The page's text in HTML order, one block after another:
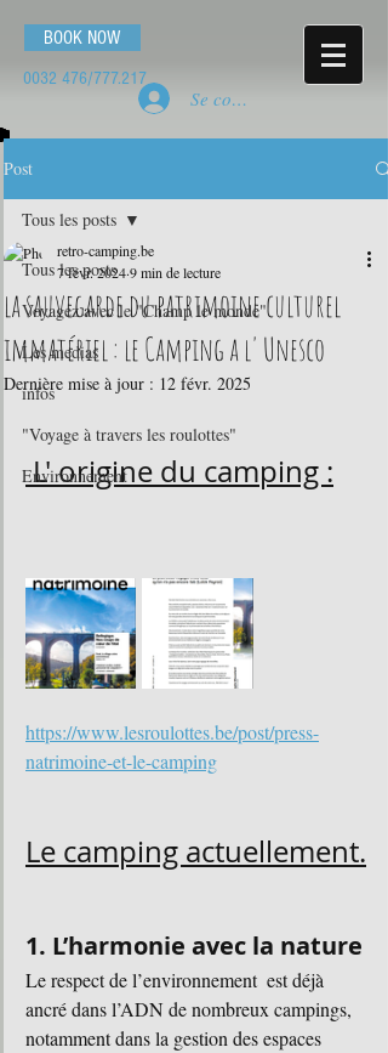
BOOK NOW
0032 476/777.217
Se connecter
Post
Tous les posts
Voyagez avec le "Champ le monde"
Les medias
infos
"Voyage à travers les roulottes"
Environnement
Tous les posts
la sauvegarde du patrimoine culturel
immatériel : le Camping a l' Unesco
retro-camping.be
7 févr. 20249 min de lecture
Dernière mise à jour : 12 févr. 2025
L' origine du camping :
https://www.lesroulottes.be/post/press-
natrimoine-et-le-camping
Le camping actuellement.
1. L’harmonie avec la nature
Le respect de l’environnement  est déjà
ancré dans l’ADN de nombreux campings,
notamment dans la gestion des espaces